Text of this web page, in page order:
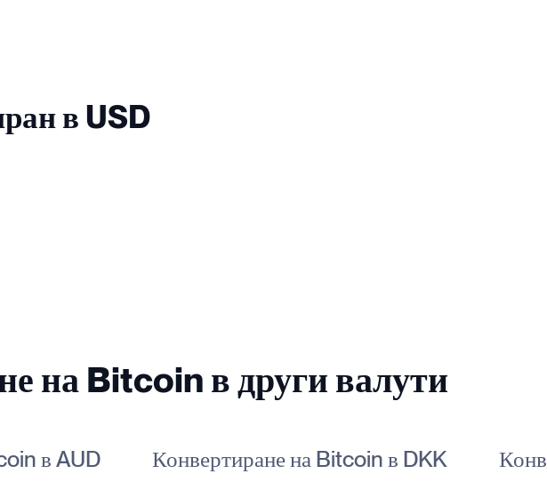
в USD
на Bitcoin в други валути
в AUD Конвертиране на Bitcoin в DKK